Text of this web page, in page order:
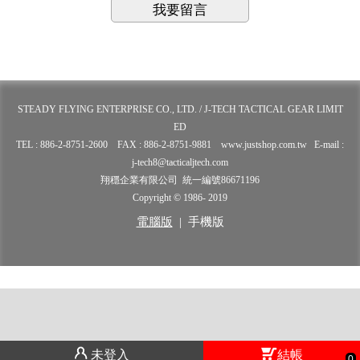
未登入 結帳
我要留言
STEADY FLYING ENTERPRISE CO., LTD. / J-TECH TACTICAL GEAR LIMIT
ED
TEL : 886-2-8751-2600 FAX : 886-2-8751-9881 www.justshop.com.tw E-mail :
j-tech8@tacticaljtech.com
翔穩企業有限公司 統一編號86671196
Copyright © 1986- 2019
電腦版 | 手機版